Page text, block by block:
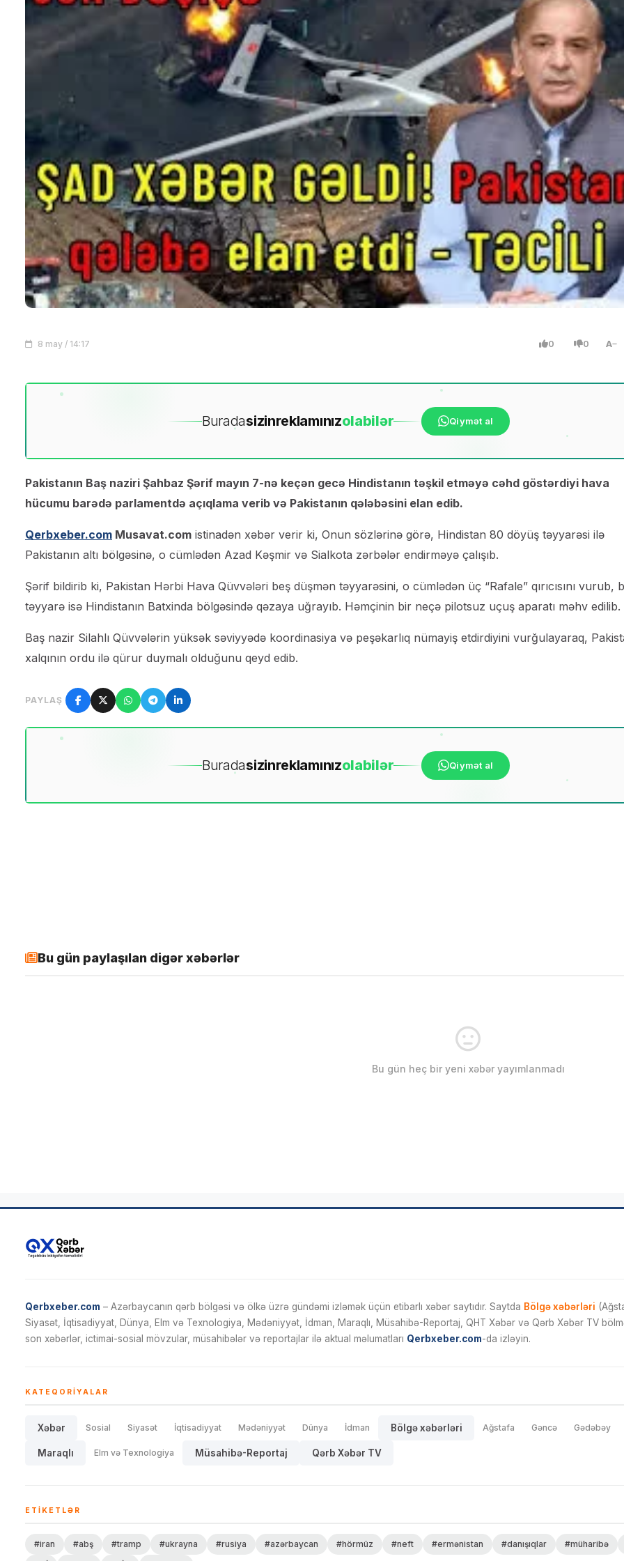
8 may / 14:17 0 0 A
Buradasizinreklamınızolabilər Qiymət al
Pakistanın Baş naziri Şahbaz Şərif mayın 7-nə keçən gecə Hindistanın təşkil etməyə cəhd göstərdiyi hava
hücumu barədə parlamentdə açıqlama verib və Pakistanın qələbəsini elan edib.
Qerbxeber.com Musavat.com istinadən xəbər verir ki, Onun sözlərinə görə, Hindistan 80 döyüş təyyarəsi ilə
Pakistanın altı bölgəsinə, o cümlədən Azad Kəşmir və Sialkota zərbələr endirməyə çalışıb.
Şərif bildirib ki, Pakistan Hərbi Hava Qüvvələri beş düşmən təyyarəsini, o cümlədən üç “Rafale” qırıcısını vurub,
təyyarə isə Hindistanın Batxinda bölgəsində qəzaya uğrayıb. Həmçinin bir neçə pilotsuz uçuş aparatı məhv edilib.
Baş nazir Silahlı Qüvvələrin yüksək səviyyədə koordinasiya və peşəkarlıq nümayiş etdirdiyini vurğulayaraq,
xalqının ordu ilə qürur duymalı olduğunu qeyd edib.
PAYLAŞ
Buradasizinreklamınızolabilər Qiymət al
Bu gün paylaşılan digər xəbərlər
Bu gün heç bir yeni xəbər yayımlanmadı
Qerbxeber.com – Azərbaycanın qərb bölgəsi və ölkə üzrə gündəmi izləmək üçün etibarlı xəbər saytıdır. Saytda Bölgə xəbərləri
Siyasət, İqtisadiyyat, Dünya, Elm və Texnologiya, Mədəniyyət, İdman, Maraqlı, Müsahibə-Reportaj, QHT Xəbər və Qərb Xəbər TV
son xəbərlər, ictimai-sosial mövzular, müsahibələr və reportajlar ilə aktual məlumatları Qerbxeber.com-da izləyin.
KATEQORIYALAR
Xəbər Sosial Siyasət İqtisadiyyat Mədəniyyət Dünya İdman Bölgə xəbərləri Ağstafa Gəncə Gədəbəy
Maraqlı Elm və Texnologiya Müsahibə-Reportaj Qərb Xəbər TV
ETIKETLƏR
#iran #abş #tramp #ukrayna #rusiya #azərbaycan #hörmüz #neft #ermənistan #danışıqlar #müharibə